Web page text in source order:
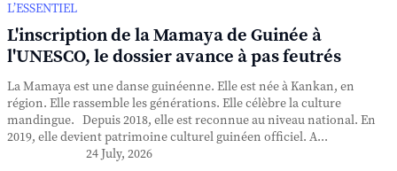
L’ESSENTIEL
L'inscription de la Mamaya de Guinée à
l'UNESCO, le dossier avance à pas feutrés
La Mamaya est une danse guinéenne. Elle est née à Kankan, en
région. Elle rassemble les générations. Elle célèbre la culture
mandingue. Depuis 2018, elle est reconnue au niveau national. En
2019, elle devient patrimoine culturel guinéen officiel. A...
24 July, 2026